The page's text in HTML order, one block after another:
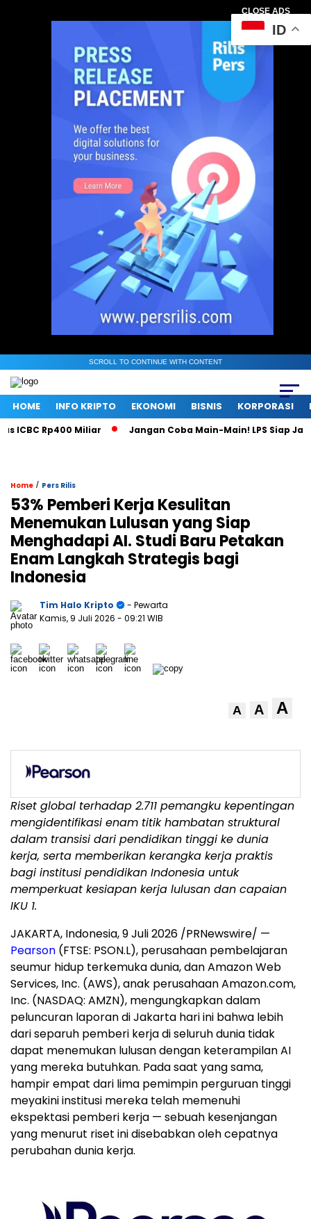
CLOSE ADS
SCROLL TO CONTINUE WITH CONTENT
HOME INFO KRIPTO EKONOMI BISNIS KORPORASI
Rp400 Miliar Jangan Coba Main-Main! LPS Siap Jadi
Home / Pers Rilis
53% Pemberi Kerja Kesulitan
Menemukan Lulusan yang Siap
Menghadapi AI. Studi Baru Petakan
Enam Langkah Strategis bagi
Indonesia
Tim Halo Kripto
- Pewarta
Kamis, 9 Juli 2026 - 09:21 WIB
A A A
Riset global terhadap 2.711 pemangku kepentingan
mengidentifikasi enam titik hambatan struktural
dalam transisi dari pendidikan tinggi ke dunia
kerja, serta memberikan kerangka kerja praktis
bagi institusi pendidikan Indonesia untuk
memperkuat kesiapan kerja lulusan dan capaian
IKU 1.
JAKARTA, Indonesia,9 Juli 2026 /PRNewswire/ —
Pearson (FTSE: PSON.L), perusahaan pembelajaran
seumur hidup terkemuka dunia, dan Amazon Web
Services, Inc. (AWS), anak perusahaan Amazon.com,
Inc. (NASDAQ: AMZN), mengungkapkan dalam
peluncuran laporan di Jakarta hari ini bahwa lebih
dari separuh pemberi kerja di seluruh dunia tidak
dapat menemukan lulusan dengan keterampilan AI
yang mereka butuhkan. Pada saat yang sama,
hampir empat dari lima pemimpin perguruan tinggi
meyakini institusi mereka telah memenuhi
ekspektasi pemberi kerja — sebuah kesenjangan
yang menurut riset ini disebabkan oleh cepatnya
perubahan dunia kerja.
ID